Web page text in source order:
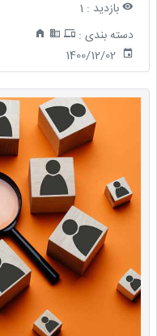
بازدید : 1
دسته بندی :
1400/12/02